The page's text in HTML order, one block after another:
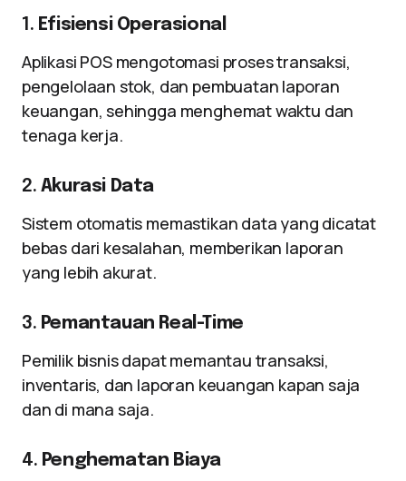
1. Efisiensi Operasional
Aplikasi POS mengotomasi proses transaksi,
pengelolaan stok, dan pembuatan laporan
keuangan, sehingga menghemat waktu dan
tenaga kerja.
2. Akurasi Data
Sistem otomatis memastikan data yang dicatat
bebas dari kesalahan, memberikan laporan
yang lebih akurat.
3. Pemantauan Real-Time
Pemilik bisnis dapat memantau transaksi,
inventaris, dan laporan keuangan kapan saja
dan di mana saja.
4. Penghematan Biaya